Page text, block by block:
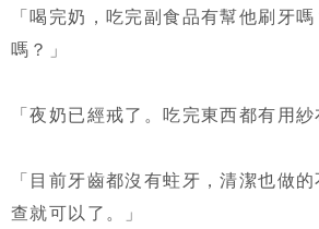
「喝完奶，吃完副食品有幫他刷牙
嗎？」
「夜奶已經戒了。吃完東西都有用紗
「目前牙齒都沒有蛀牙，清潔也做
查就可以了。」